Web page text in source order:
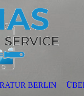
BERLIN